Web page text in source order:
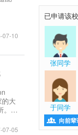
07-10
07-05
已申请该
张同学
于同学
 向前